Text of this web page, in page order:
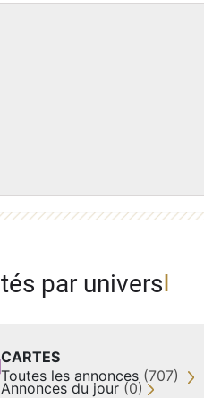
par univers
CARTES
Toutes les annonces (707)
Annonces du jour (0)